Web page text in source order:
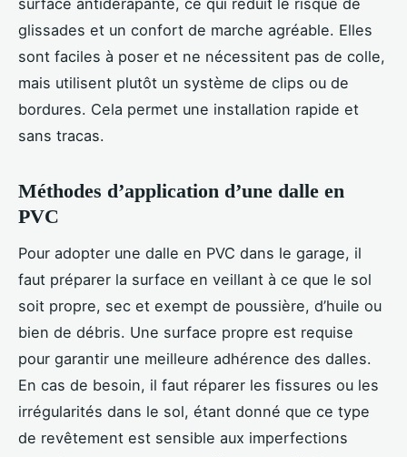
glissades et un confort de marche agréable. Elles
sont faciles à poser et ne nécessitent pas de colle,
mais utilisent plutôt un système de clips ou de
bordures. Cela permet une installation rapide et
sans tracas.
Méthodes d’application d’une dalle en
PVC
Pour adopter une dalle en PVC dans le garage, il
faut préparer la surface en veillant à ce que le sol
soit propre, sec et exempt de poussière, d’huile ou
bien de débris. Une surface propre est requise
pour garantir une meilleure adhérence des dalles.
En cas de besoin, il faut réparer les fissures ou les
irrégularités dans le sol, étant donné que ce type
de revêtement est sensible aux imperfections